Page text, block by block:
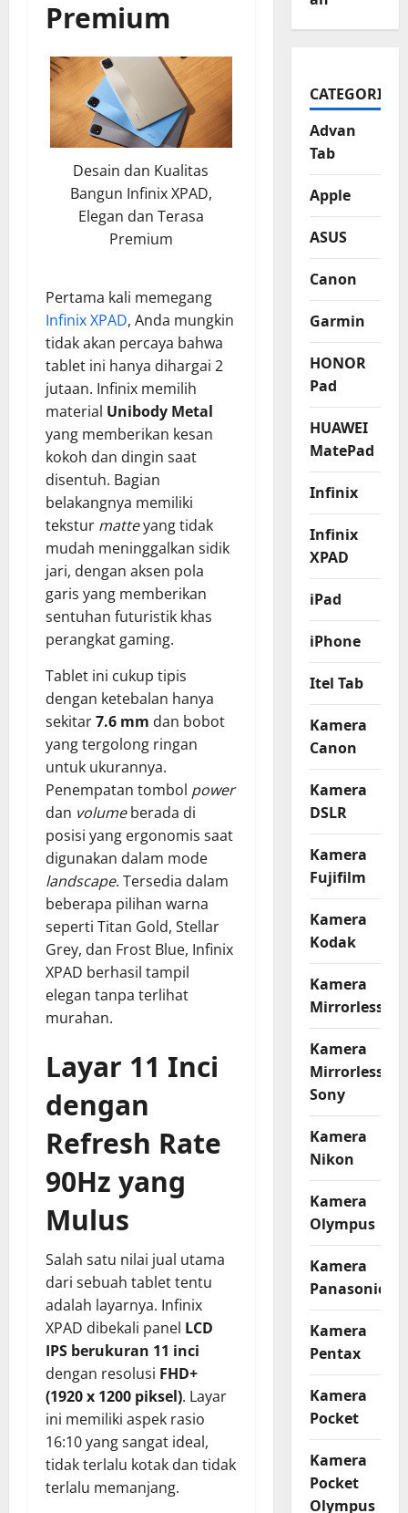
Premium
Desain dan Kualitas
Bangun Infinix XPAD,
Elegan dan Terasa
Premium
Pertama kali memegang
Infinix XPAD, Anda mungkin
tidak akan percaya bahwa
tablet ini hanya dihargai 2
jutaan. Infinix memilih
material Unibody Metal
yang memberikan kesan
kokoh dan dingin saat
disentuh. Bagian
belakangnya memiliki
tekstur matteyang tidak
mudah meninggalkan sidik
jari, dengan aksen pola
garis yang memberikan
sentuhan futuristik khas
perangkat gaming.
Tablet ini cukup tipis
dengan ketebalan hanya
sekitar7.6 mm dan bobot
yang tergolong ringan
untuk ukurannya.
Penempatan tombol power
dan volumeberada di
posisi yang ergonomis saat
digunakan dalam mode
landscape. Tersedia dalam
beberapa pilihan warna
seperti Titan Gold, Stellar
Grey, dan Frost Blue, Infinix
XPAD berhasil tampil
elegan tanpa terlihat
murahan.
Layar 11 Inci
dengan
Refresh Rate
90Hz yang
Mulus
Salah satu nilai jual utama
dari sebuah tablet tentu
adalah layarnya. Infinix
XPAD dibekali panel LCD
IPS berukuran 11 inci
dengan resolusi FHD+
(1920 x 1200 piksel). Layar
ini memiliki aspek rasio
16:10 yang sangat ideal,
tidak terlalu kotak dan tidak
terlalu memanjang.
CATEGORIES
Advan
Tab
Apple
ASUS
Canon
Garmin
HONOR
Pad
HUAWEI
MatePad
Infinix
Infinix
XPAD
iPad
iPhone
Itel Tab
Kamera
Canon
Kamera
DSLR
Kamera
Fujifilm
Kamera
Kodak
Kamera
Mirrorless
Kamera
Mirrorless
Sony
Kamera
Nikon
Kamera
Olympus
Kamera
Panasonic
Kamera
Pentax
Kamera
Pocket
Kamera
Pocket
Olympus